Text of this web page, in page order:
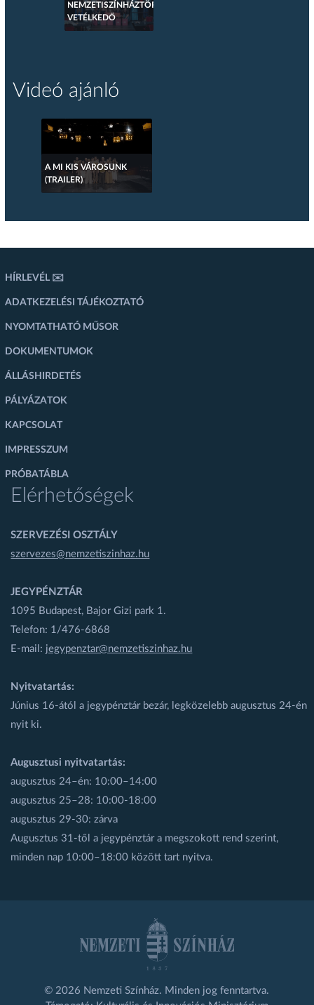
NEMZETISZÍNHÁZTÖRTÉNETI
VETÉLKEDŐ
Videó ajánló
A MI KIS VÁROSUNK
(TRAILER)
HÍRLEVÉL ✉️
ADATKEZELÉSI TÁJÉKOZTATÓ
NYOMTATHATÓ MŰSOR
DOKUMENTUMOK
ÁLLÁSHIRDETÉS
PÁLYÁZATOK
KAPCSOLAT
IMPRESSZUM
PRÓBATÁBLA
Elérhetőségek
SZERVEZÉSI OSZTÁLY
szervezes@nemzetiszinhaz.hu
JEGYPÉNZTÁR
1095 Budapest, Bajor Gizi park 1.
Telefon: 1/476-6868
E-mail: jegypenztar@nemzetiszinhaz.hu
Nyitvatartás:
Június 16-ától a jegypénztár bezár, legközelebb augusztus 24-én
nyit ki.
Augusztusi nyitvatartás:
augusztus 24–én: 10:00–14:00
augusztus 25–28: 10:00-18:00
augusztus 29-30: zárva
Augusztus 31-től a jegypénztár a megszokott rend szerint,
minden nap 10:00–18:00 között tart nyitva.
© 2026 Nemzeti Színház. Minden jog fenntartva.